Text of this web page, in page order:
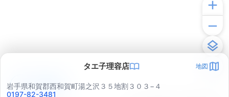
タエ子理容店 地図
岩手県和賀郡西和賀町湯之沢３５地割３０３−４
0197-82-3481
アプリで見る